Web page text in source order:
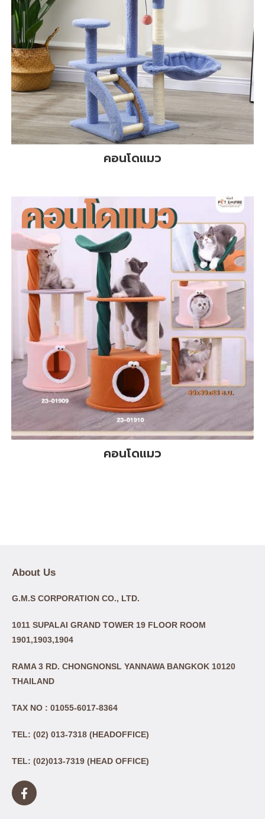
คอนโดแมว
คอนโดแมว
About Us
G.M.S CORPORATION CO., LTD.
1011 SUPALAI GRAND TOWER 19 FLOOR ROOM
1901,1903,1904
RAMA 3 RD. CHONGNONSL YANNAWA BANGKOK 10120
THAILAND
TAX NO : 01055-6017-8364
TEL: (02) 013-7318 (HEADOFFICE)
TEL: (02)013-7319 (HEAD OFFICE)